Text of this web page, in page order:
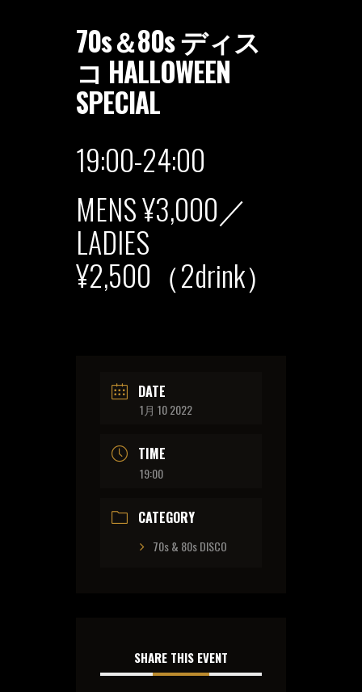
70s＆80s ディス
コ HALLOWEEN
SPECIAL
19:00-24:00
MENS ¥3,000／
LADIES
¥2,500（2drink）
DATE
1月 10 2022
TIME
19:00
CATEGORY
70s & 80s DISCO
SHARE THIS EVENT